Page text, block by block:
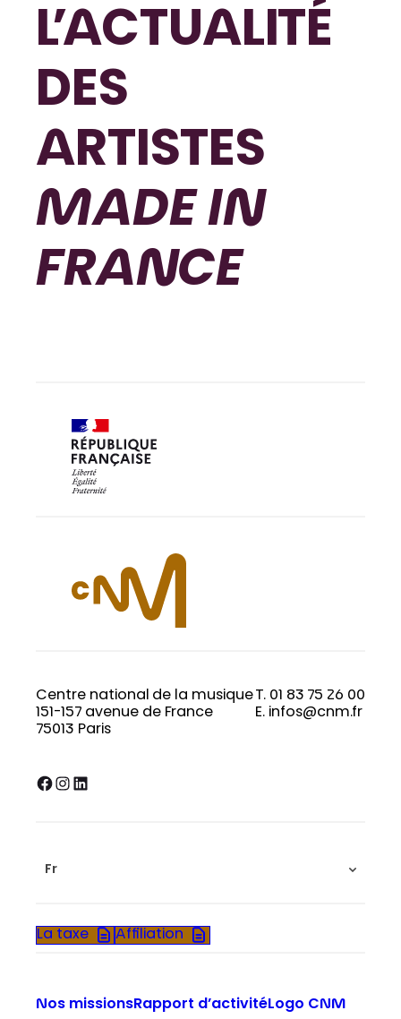
L’ACTUALITÉ
DES
ARTISTES
MADE IN
FRANCE
Centre national de la musique
151-157 avenue de France
75013 Paris
T. 01 83 75 26 00
E. infos@cnm.fr
Facebook InstagramLinkedIn
Fr
La taxe Affiliation
Nos missionsRapport d’activitéLogo CNM